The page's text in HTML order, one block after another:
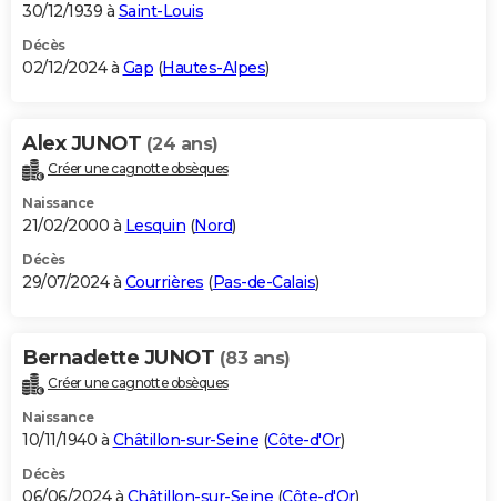
30/12/1939 à Saint-Louis
Décès
02/12/2024 à Gap (Hautes-Alpes)
Alex JUNOT (24 ans)
Créer une cagnotte obsèques
Naissance
21/02/2000 à Lesquin (Nord)
Décès
29/07/2024 à Courrières (Pas-de-Calais)
Bernadette JUNOT (83 ans)
Créer une cagnotte obsèques
Naissance
10/11/1940 à Châtillon-sur-Seine (Côte-d'Or)
Décès
06/06/2024 à Châtillon-sur-Seine (Côte-d'Or)